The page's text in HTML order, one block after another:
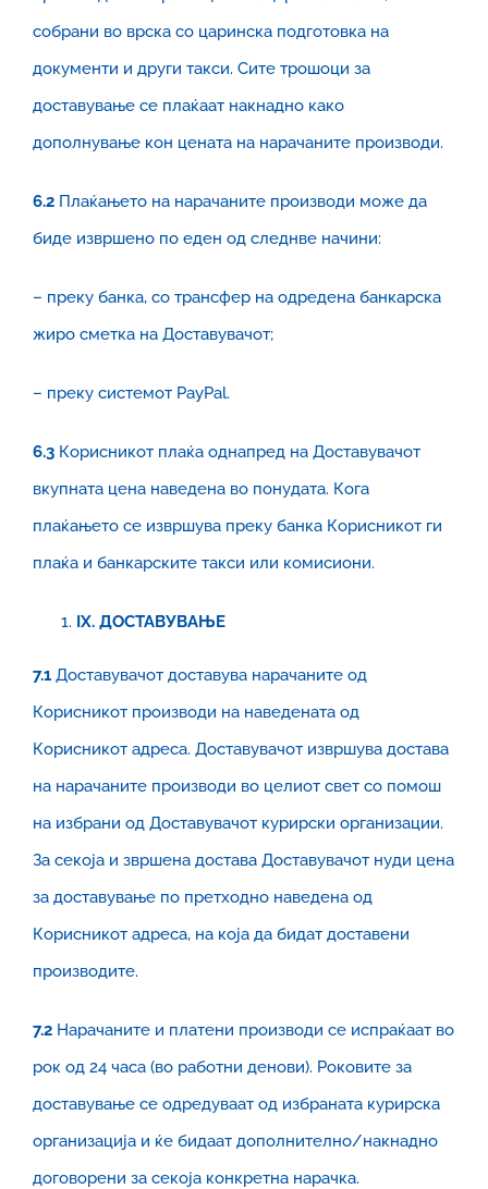
собрани во врска со царинска подготовка на
документи и други такси. Сите трошоци за
доставување се плаќаат накнадно како
дополнување кон цената на нарачаните производи.
6.2 Плаќањето на нарачаните производи може да
биде извршено по еден од следнве начини:
– преку банка, со трансфер на одредена банкарска
жиро сметка на Доставувачот;
– преку системот PayPal.
6.3 Корисникот плаќа однапред на Доставувачот
вкупната цена наведена во понудата. Кога
плаќањето се извршува преку банка Корисникот ги
плаќа и банкарските такси или комисиони.
IX. ДОСТАВУВАЊЕ
7.1 Доставувачот доставува нарачаните од
Корисникот производи на наведената од
Корисникот адреса. Доставувачот извршува достава
на нарачаните производи во целиот свет со помош
на избрани од Доставувачот курирски организации.
За секоја и звршена достава Доставувачот нуди цена
за доставување по претходно наведена од
Корисникот адреса, на која да бидат доставени
производите.
7.2 Нарачаните и платени производи се испраќаат во
рок од 24 часа (во работни денови). Роковите за
доставување се одредуваат од избраната курирска
организација и ќе бидаат дополнително/накнадно
договорени за секоја конкретна нарачка.